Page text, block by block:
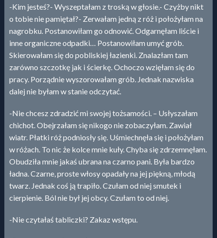
-Kim jesteś?- Wyszeptałam z troską w głosie.- Czyżby nikt
o tobie nie pamiętał?- Zerwałam jedną z róż i położyłam na
nagrobku. Postanowiłam go odnowić. Odgarnęłam liście i
inne organiczne odpadki… Postanowiłam umyć grób.
Skierowałam się do pobliskiej łazienki. Znalazłam tam
zarówno szczotkę jak i ścierkę. Ochoczo wzięłam się do
pracy. Porządnie wyszorowałam grób. Jednak nazwiska
dalej nie byłam w stanie odczytać.
-Nie chcesz zdradzić mi swojej tożsamości. – Usłyszałam
chichot. Obejrzałam się nikogo nie zobaczyłam. Zawiał
wiatr. Płatki róż podniosły się. Uśmiechnęła się i położyłam
w różach. To nic że kolce mnie kuły. Chyba się zdrzemnęłam.
Obudziła mnie jakaś ubrana na czarno pani. Była bardzo
ładna. Czarne, proste włosy opadały na jej piękną, młodą
twarz. Jednak coś ją trapiło. Czułam od niej smutek i
cierpienie. Ból nie był jej obcy. Czułam to od niej.
-Nie czytałaś tabliczki? Zakaz wstępu.